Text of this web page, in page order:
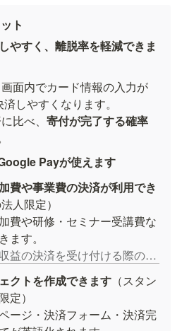
ト
やすく、離脱率を軽減できま
しやすくなります。
に比べ、
寄付が完了する確率
Payが使えます
費や事業費の決済が利用でき
人限定）
費や研修・セミナー受講費な
イベント事業収益の決済を受け付ける際の注意事項
クトを作成できます（スタン
定）
ージ・決済フォーム・決済完